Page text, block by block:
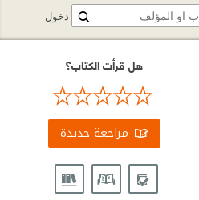
هل قرأت الكتاب؟
مراجعة جديدة
دخول